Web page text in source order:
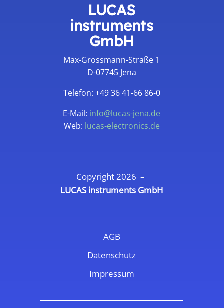
LUCAS
instruments
GmbH
Max-Grossmann-Straße 1
D-07745 Jena
Telefon: +49 36 41-66 86-0
E-Mail: info@lucas-jena.de
Web: lucas-electronics.de
Copyright 2026 –
LUCAS instruments GmbH
AGB
Datenschutz
Impressum